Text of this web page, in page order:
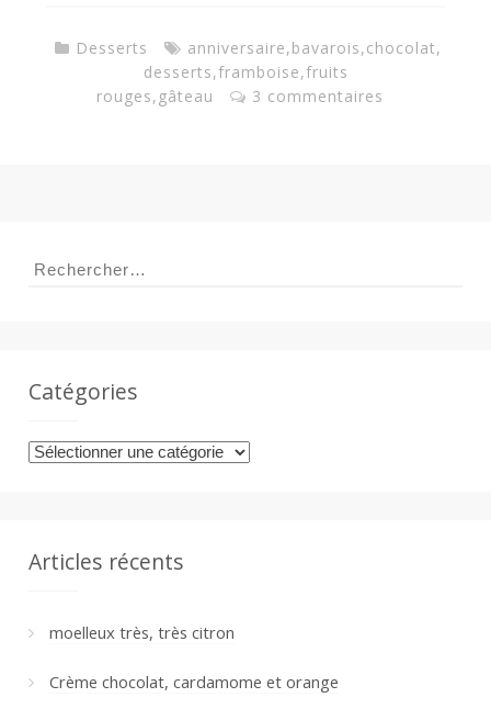
Desserts anniversaire,bavarois,chocolat,
desserts,framboise,fruits
rouges, gâteau 3 commentaires
Rechercher :
Catégories
Catégories
Articles récents
moelleux très, très citron
Crème chocolat, cardamome et orange